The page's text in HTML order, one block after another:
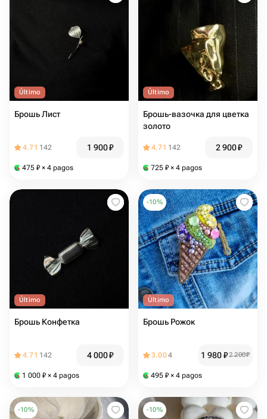
Último
Брошь Лист
4.71 142 1 900₽
475 ₽ × 4 pagos
Último
Брошь-вазочка для цветка
золото
4.71 142 2 900₽
725 ₽ × 4 pagos
Último
Брошь Конфетка
4.71 142 4 000₽
1 000 ₽ × 4 pagos
-10%
Último
Брошь Рожок
3.004 1 980₽2 200₽
495 ₽ × 4 pagos
-10% -10%